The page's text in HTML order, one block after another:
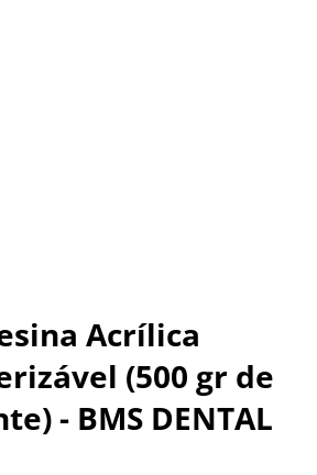
Acrílica
(500 gr de
- BMS DENTAL